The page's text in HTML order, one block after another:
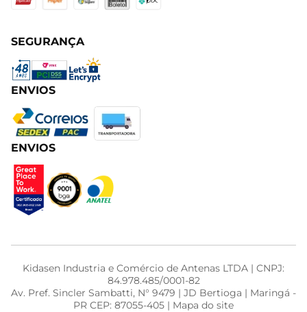
SEGURANÇA
ENVIOS
ENVIOS
Kidasen Industria e Comércio de Antenas LTDA | CNPJ:
84.978.485/0001-82
Av. Pref. Sincler Sambatti, N° 9479 | JD Bertioga | Maringá -
PR CEP: 87055-405 | Mapa do site